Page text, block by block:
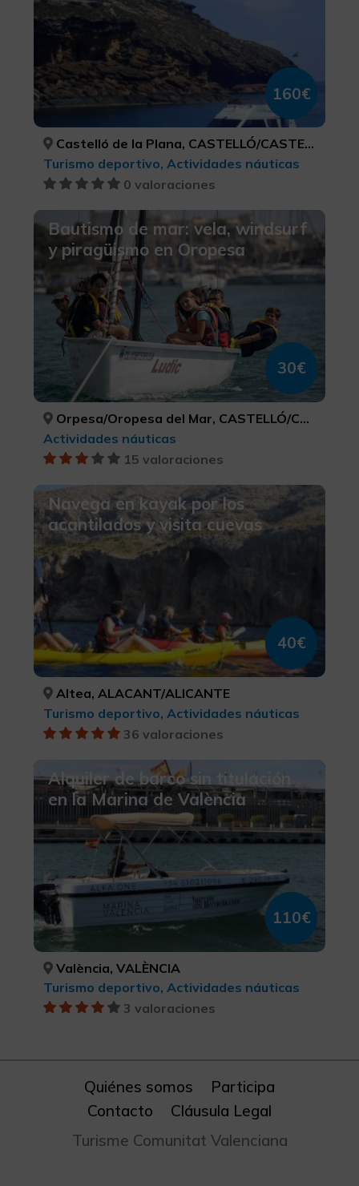
160€
Castelló de la Plana, CASTELLÓ/CASTELLÓN
Turismo deportivo, Actividades náuticas
0 valoraciones
Bautismo de mar: vela, windsurf
y piragüismo en Oropesa
30€
Orpesa/Oropesa del Mar, CASTELLÓ/CASTELLÓN
Actividades náuticas
15 valoraciones
Navega en kayak por los
acantilados y visita cuevas
40€
Altea, ALACANT/ALICANTE
Turismo deportivo, Actividades náuticas
36 valoraciones
Alquiler de barco sin titulación
en la Marina de València
110€
València, VALÈNCIA
Turismo deportivo, Actividades náuticas
3 valoraciones
Quiénes somos
Participa
Contacto
Cláusula Legal
Turisme Comunitat Valenciana